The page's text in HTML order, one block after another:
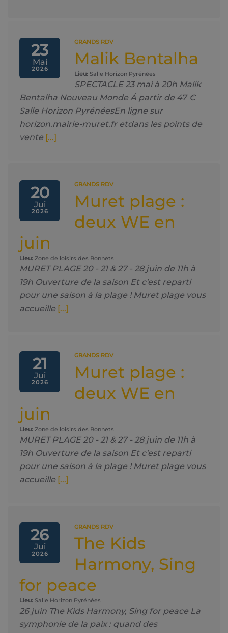
23
Mai
2026
GRANDS RDV
Malik Bentalha
Lieu: Salle Horizon Pyrénées
SPECTACLE 23 mai à 20h Malik
Bentalha Nouveau Monde Á partir de 47 €
Salle Horizon PyrénéesEn ligne sur
horizon.mairie-muret.fr etdans les points de
vente [...]
20
Jui
2026
GRANDS RDV
Muret plage :
deux WE en
juin
Lieu: Zone de loisirs des Bonnets
MURET PLAGE 20 - 21 & 27 - 28 juin de 11h à
19h Ouverture de la saison Et c'est reparti
pour une saison à la plage ! Muret plage vous
accueille [...]
21
Jui
2026
GRANDS RDV
Muret plage :
deux WE en
juin
Lieu: Zone de loisirs des Bonnets
MURET PLAGE 20 - 21 & 27 - 28 juin de 11h à
19h Ouverture de la saison Et c'est reparti
pour une saison à la plage ! Muret plage vous
accueille [...]
26
Jui
2026
GRANDS RDV
The Kids
Harmony, Sing
for peace
Lieu: Salle Horizon Pyrénées
26 juin The Kids Harmony, Sing for peace La
symphonie de la paix : quand des